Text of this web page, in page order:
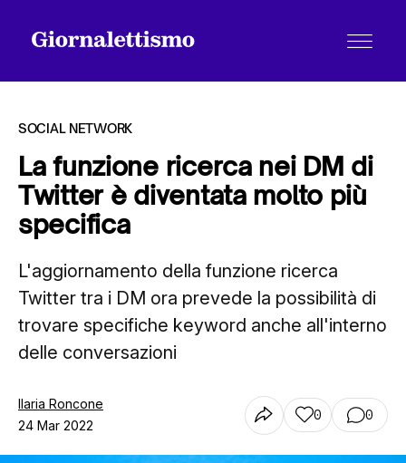
Tutti gli articoli
Chi siamo
Contatti
SOCIAL NETWORK
La funzione ricerca nei DM di
Twitter è diventata molto più
specifica
L'aggiornamento della funzione ricerca
Twitter tra i DM ora prevede la possibilità di
trovare specifiche keyword anche all'interno
delle conversazioni
Ilaria Roncone
24 Mar 2022
0 0